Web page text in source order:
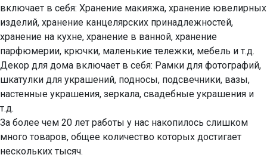
включает в себя: Хранение макияжа, хранение ювелирных
изделий, хранение канцелярских принадлежностей,
хранение на кухне, хранение в ванной, хранение
парфюмерии, крючки, маленькие тележки, мебель и т.д.
Декор для дома включает в себя: Рамки для фотографий,
шкатулки для украшений, подносы, подсвечники, вазы,
настенные украшения, зеркала, свадебные украшения и
т.д.
За более чем 20 лет работы у нас накопилось слишком
много товаров, общее количество которых достигает
нескольких тысяч.